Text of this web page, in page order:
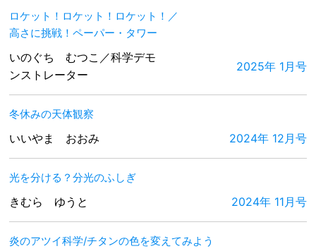
ロケット！ロケット！ロケット！／
高さに挑戦！ペーパー・タワー
いのぐち むつこ／科学デモ
ンストレーター
2025年 1月号
冬休みの天体観察
いいやま おおみ 2024年 12月号
光を分ける？分光のふしぎ
きむら ゆうと 2024年 11月号
炎のアツイ科学/チタンの色を変えてみよう